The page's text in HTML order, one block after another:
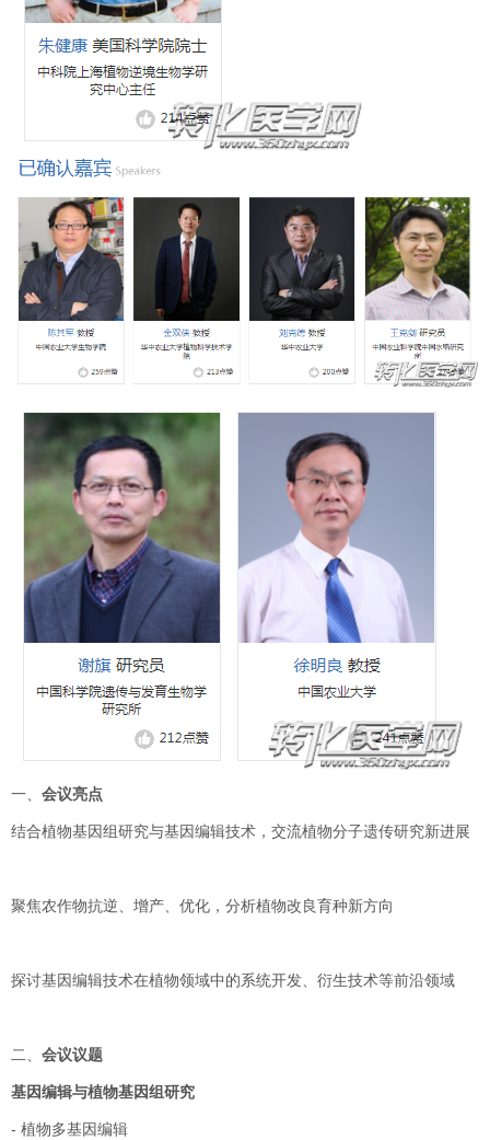
一、 会议亮点
结合植物基因组研究与基因编辑技术，交流植物分子遗传研究新进展
聚焦农作物抗逆、增产、优化，分析植物改良育种新方向
探讨基因编辑技术在植物领域中的系统开发、衍生技术等前沿领域
二、 会议议题
基因编辑与植物基因组研究
- 植物多基因编辑